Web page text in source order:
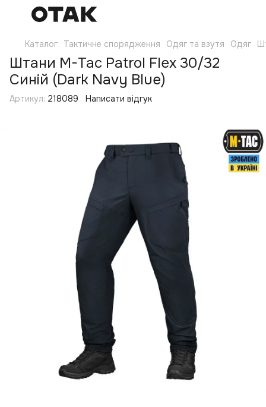
Каталог Тактичне спорядження Одяг та взутя Одяг
Штани M-Tac Patrol Flex 30/32
Синій (Dark Navy Blue)
Артикул: 218089 Написати відгук